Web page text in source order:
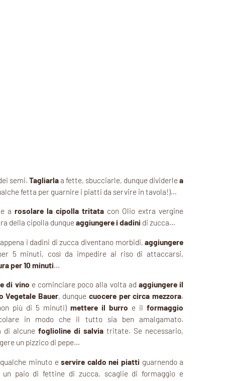
semi. Tagliarlaa fette, sbucciarle, dunque dividerlea
fetta per guarnire i piatti da servire in tavola!)…
arosolare la cipolla tritata con Olio extra vergine
della cipolla dunqueaggiungere i dadini di zucca…
i dadini di zucca diventano morbidi,aggiungere
5 minuti, così da impedire al riso di attaccarsi,
per 10 minuti…
di vino e cominciare poco alla volta ad aggiungere il
Vegetale Bauer, dunquecuocere per circa mezzora.
più di 5 minuti)mettere il burro e ilformaggio
in modo che il tutto sia ben amalgamato.
di alcune foglioline di salviatritate. Se necessario,
un pizzico di pepe…
minuto eservire caldo nei piatti guarnendo a
un paio di fettine di zucca, scaglie di formaggio e